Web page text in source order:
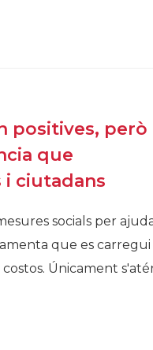
positives, però
que
i ciutadans
socials per
que es carregui
Únicament